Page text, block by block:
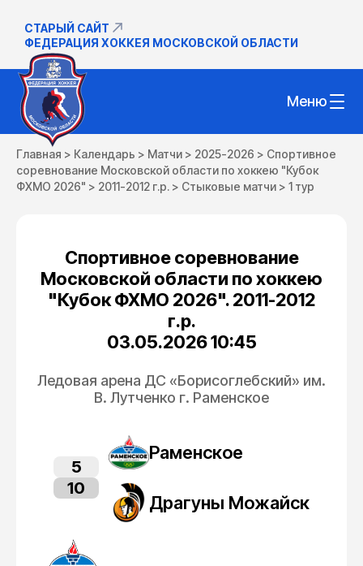
СТАРЫЙ САЙТ
ФЕДЕРАЦИЯ ХОККЕЯ МОСКОВСКОЙ ОБЛАСТИ
Меню
Главная > Календарь > Матчи > 2025-2026 > Спортивное
соревнование Московской области по хоккею "Кубок
ФХМО 2026" > 2011-2012 г.р. > Стыковые матчи > 1 тур
Спортивное соревнование
Московской области по хоккею
"Кубок ФХМО 2026". 2011-2012
г.р.
03.05.2026 10:45
Ледовая арена ДС «Борисоглебский» им.
В. Лутченко г. Раменское
Раменское
5
10
Драгуны Можайск